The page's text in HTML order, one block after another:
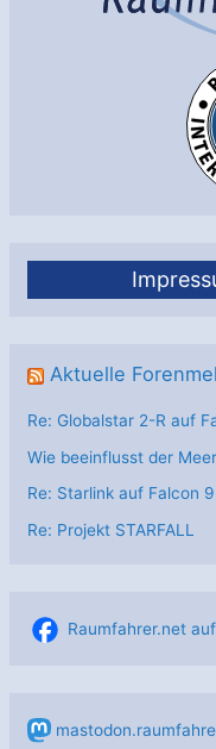
Aktuelle
Re: Globalstar 2-R auf
Wie beeinflusst der
Re: Starlink auf Falcon
Re: Projekt STARFALL
Raumfahrer.net